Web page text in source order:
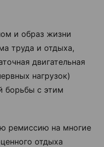
и образ жизни
труда и отдыха,
двигательная
нагрузок)
борьбы с этим
ремиссию на многие
отдыха